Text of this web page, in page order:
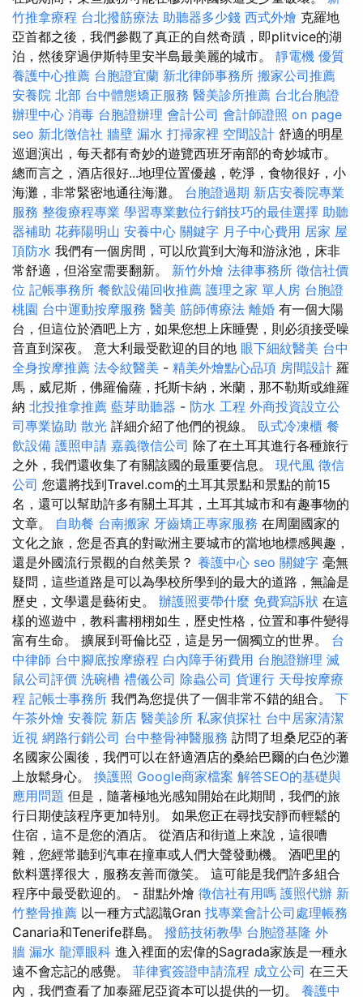
竹推拿療程 台北撥筋療法 助聽器多少錢 西式外燴 克羅地
亞首都之後，我們參觀了真正的自然奇蹟，即plitvice的湖
泊，然後穿過伊斯特里安半島最美麗的城市。 靜電機 優質
養護中心推薦 台胞證宜蘭 新北律師事務所 搬家公司推薦
安養院 北部 台中體態矯正服務 醫美診所推薦 台北台胞證
辦理中心 消毒 台胞證辦理 會計公司 會計師證照 on page
seo 新北徵信社 牆壁 漏水 打掃家裡 空間設計 舒適的明星
巡迴演出，每天都有奇妙的遊覽西班牙南部的奇妙城市。
總而言之，酒店很好...地理位置優越，乾淨，食物很好，小
海灘，非常緊密地通往海灘。 台胞證過期 新店安養院專業
服務 整復療程專業 學習專業數位行銷技巧的最佳選擇 助聽
器補助 花葬陽明山 安養中心 關鍵字 月子中心費用 居家 屋
頂防水 我們有一個房間，可以欣賞到大海和游泳池，床非
常舒適，但浴室需要翻新。 新竹外燴 法律事務所 徵信社價
位 記帳事務所 餐飲設備回收推薦 護理之家 單人房 台胞證
桃園 台中運動按摩服務 醫美 筋師傅療法 離婚 有一個大陽
台，但這位於酒吧上方，如果您想上床睡覺，則必須接受噪
音直到深夜。 意大利最受歡迎的目的地 眼下細紋醫美 台中
全身按摩推薦 法令紋醫美 - 精美外燴點心品項 房間設計 羅
馬，威尼斯，佛羅倫薩，托斯卡納，米蘭，那不勒斯或維羅
納 北投推拿推薦 藍芽助聽器 - 防水 工程 外商投資設立公
司專業協助 散光 詳細介紹了他們的視線。 臥式冷凍櫃 餐
飲設備 護照申請 嘉義徵信公司 除了在土耳其進行各種旅行
之外，我們還收集了有關該國的最重要信息。 現代風 徵信
公司 您還將找到Travel.com的土耳其景點和景點的前15
名，還可以幫助許多有關土耳其，土耳其城市和有趣事物的
文章。 自助餐 台南搬家 牙齒矯正專家服務 在周圍國家的
文化之旅，您是否真的對歐洲主要城市的當地地標感興趣，
還是外國流行景觀的自然美景？ 養護中心 seo 關鍵字 毫無
疑問，這些道路是可以為學校所學到的最大的道路，無論是
歷史，文學還是藝術史。 辦護照要帶什麼 免費寫訴狀 在這
樣的巡遊中，教科書栩栩如生，歷史性格，位置和事件變得
富有生命。 擴展到哥倫比亞，這是另一個獨立的世界。 台
中律師 台中腳底按摩療程 白內障手術費用 台胞證辦理 滅
鼠公司評價 洗碗槽 禮儀公司 除蟲公司 貨運行 天母按摩療
程 記帳士事務所 我們為您提供了一個非常不錯的組合。 下
午茶外燴 安養院 新店 醫美診所 私家偵探社 台中居家清潔
近視 網路行銷公司 台中整骨神醫服務 訪問了坦桑尼亞的著
名國家公園後，我們可以在舒適酒店的桑給巴爾的白色沙灘
上放鬆身心。 換護照 Google商家檔案 解答SEO的基礎與
應用問題 但是，隨著極地光感知開始在此期間，我們的旅
行日期使該程序更加特別。 如果您正在尋找安靜而輕鬆的
住宿，這不是您的酒店。 從酒店和街道上來說，這很嘈
雜，您經常聽到汽車在撞車或人們大聲發動機。 酒吧里的
飲料選擇很大，服務友善而微笑。 這可能是我們許多組合
程序中最受歡迎的。 - 甜點外燴 徵信社有用嗎 護照代辦 新
竹整骨推薦 以一種方式認識Gran 找專業會計公司處理帳務
Canaria和Tenerife群島。 撥筋技術教學 台胞證基隆 外
牆 漏水 龍潭眼科 進入裡面的宏偉的Sagrada家族是一種永
遠不會忘記的感覺。 菲律賓簽證申請流程 成立公司 在三天
內，我們查看了加泰羅尼亞資本可以提供的一切。 養護中